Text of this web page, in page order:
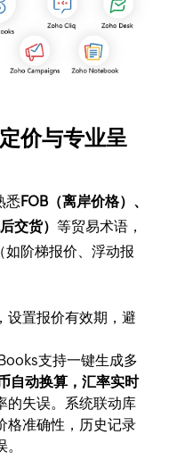
价与专业呈
悉FOB（离岸价格）、
交货）等贸易术语，
如阶梯报价、浮动报
设置报价有效期，避
支持一键生成多
自动换算，汇率实时
的失误。系统联动库
格准确性，历史记录